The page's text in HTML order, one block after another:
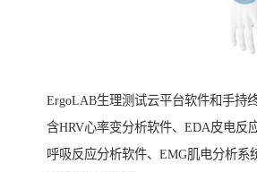
ErgoLAB生理测试云平台软件和手持
含HRV心率变分析软件、EDA皮电反
呼吸反应分析软件、EMG肌电分析系